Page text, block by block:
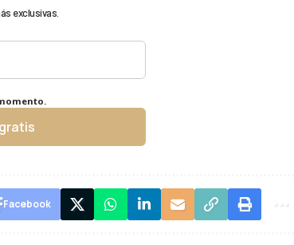
exclusivas.
Facebook